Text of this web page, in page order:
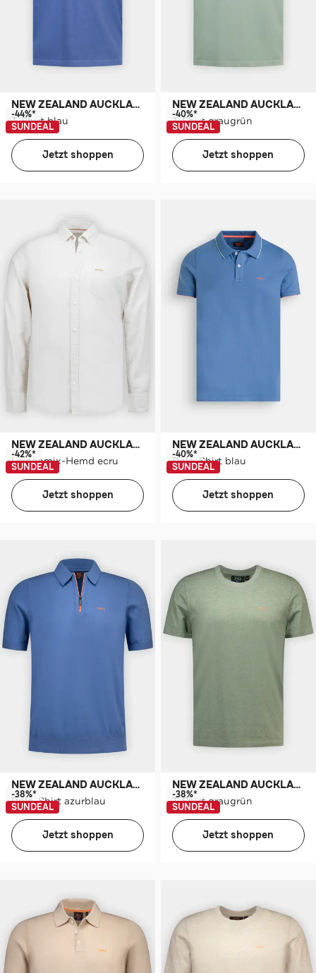
NEW ZEALAND AUCKLAND
T-Shirt blau
-44%*
SUNDEAL
Jetzt shoppen
NEW ZEALAND AUCKLAND
T-Shirt graugrün
-40%*
SUNDEAL
Jetzt shoppen
NEW ZEALAND AUCKLAND
Leinenmix-Hemd ecru
-42%*
SUNDEAL
Jetzt shoppen
NEW ZEALAND AUCKLAND
Polo-Shirt blau
-40%*
SUNDEAL
Jetzt shoppen
NEW ZEALAND AUCKLAND
Polo-Shirt azurblau
-38%*
SUNDEAL
Jetzt shoppen
NEW ZEALAND AUCKLAND
T-Shirt graugrün
-38%*
SUNDEAL
Jetzt shoppen